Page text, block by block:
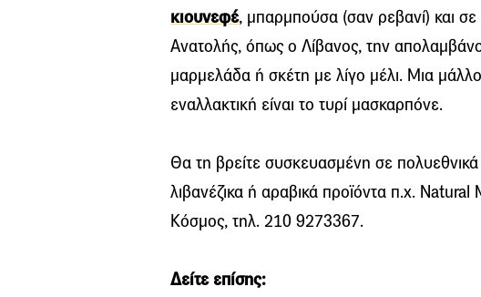
κιουνεφέ, µπαρµπούσα (σαν ρεβανί) και
Ανατολής, όπως ο Λίβανος, την
µαρµελάδα ή σκέτη µε λίγο µέλι. Μια
εναλλακτική είναι το τυρί µασκαρπόνε.
Θα τη βρείτε συσκευασµένη σε πολυεθνικά
λιβανέζικα ή αραβικά προϊόντα π.χ.
Κόσµος, τηλ. 210 9273367.
Δείτε επίσης: